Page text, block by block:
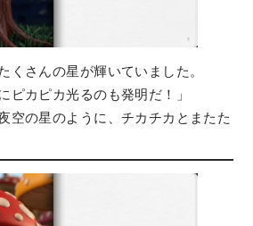
くさんの星が輝いていました。
ピカピカ光るのも発明だ！」
空の星のように、チカチカとまたた